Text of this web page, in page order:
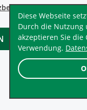
Diese Webseite
Durch die Nutzung
akzeptieren Sie die
Verwendung.
.*